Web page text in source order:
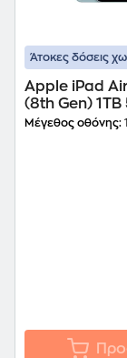
Άτοκες δόσεις
Apple iPad
(8th Gen) 1TB
Μέγεθος οθόνης: